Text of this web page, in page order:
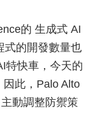
的 生成式 AI
式的開發數量也
特快車，今天的
此，Palo Alto
動調整防禦策